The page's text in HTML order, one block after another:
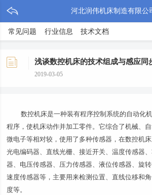
河北润伟机床制造有限公
常见问题 行业信息 技术文档
浅谈数控机床的技术组成与感应同
2019-03-05
数控机床是一种装有程序控制系统的自动化
程序，使机床动作并加工零件。它综合了机械、自
微电子等相对较，使用了多种传感器，在数控机
光电编码器、直线光栅、接近开关、温度传感器
器、电压传感器、压力传感器、液位传感器、旋转
速度传感器等，主要用来检测位置、直线位移和
度等。